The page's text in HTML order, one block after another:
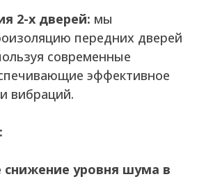
2-х дверей: мы
передних дверей
современные
эффективное
вибраций.
снижение уровня шума в